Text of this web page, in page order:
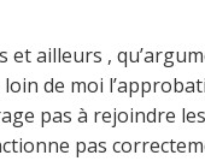
et ailleurs ,
de moi
pas à rejoindre
pas